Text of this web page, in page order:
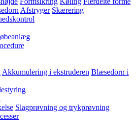
Afstryger Skærering
Akkumulering i ekstruderen Blæsedorn i
Slagprøvning og trykprøvning